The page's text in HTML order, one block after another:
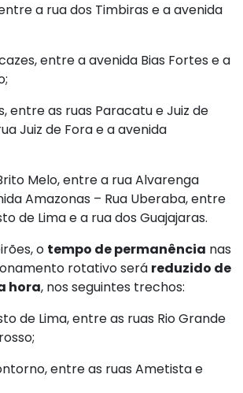
a rua dos Timbiras e a avenida
entre a avenida Bias Fortes e a
entre as ruas Paracatu e Juiz de
Juiz de Fora e a avenida
Melo, entre a rua Alvarenga
Amazonas – Rua Uberaba, entre
de Lima e a rua dos Guajajaras.
o tempo de permanência nas
rotativo será reduzido de
hora, nos seguintes trechos:
de Lima, entre as ruas Rio Grande
entre as ruas Ametista e